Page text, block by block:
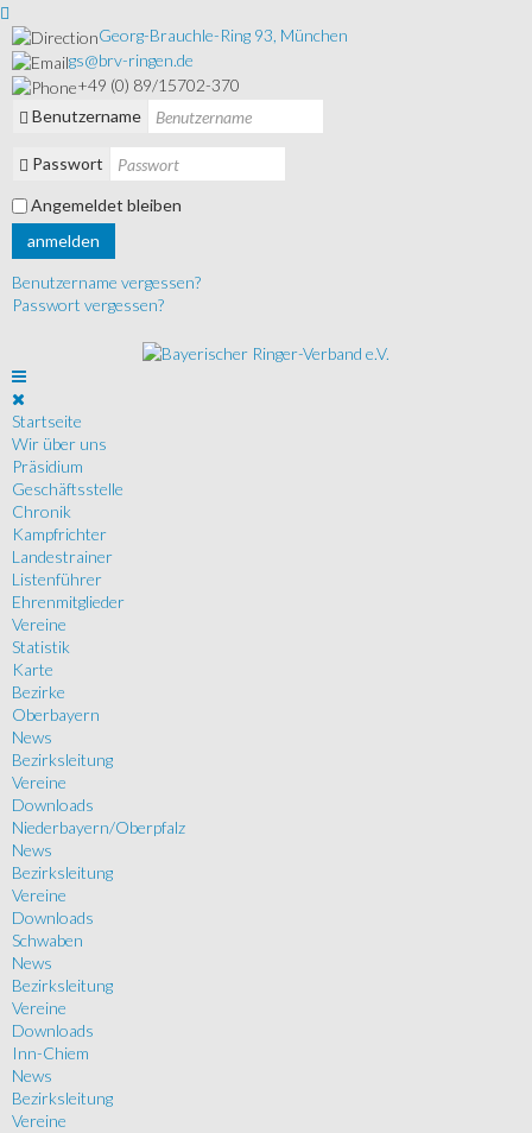
Georg-Brauchle-Ring 93, München
gs@brv-ringen.de
+49 (0) 89/15702-370
Benutzername
Passwort
Angemeldet bleiben
anmelden
Benutzername vergessen?
Passwort vergessen?
Startseite
Wir über uns
Präsidium
Geschäftsstelle
Chronik
Kampfrichter
Landestrainer
Listenführer
Ehrenmitglieder
Vereine
Statistik
Karte
Bezirke
Oberbayern
News
Bezirksleitung
Vereine
Downloads
Niederbayern/Oberpfalz
News
Bezirksleitung
Vereine
Downloads
Schwaben
News
Bezirksleitung
Vereine
Downloads
Inn-Chiem
News
Bezirksleitung
Vereine